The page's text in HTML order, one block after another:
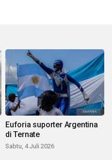
Euforia suporter Argentina
di Ternate
Sabtu, 4 Juli 2026